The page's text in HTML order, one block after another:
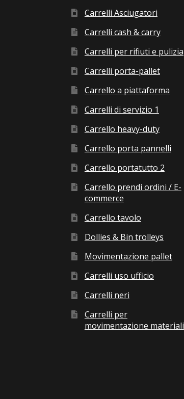
Carrelli Asciugatori
Carrelli cash & carry
Carrelli per rifiuti e pulizia
Carrelli porta-pallet
Carrello a piattaforma
Carrelli di servizio 1
Carrello heavy-duty
Carrello porta pannelli
Carrello portatutto 2
Carrello prendi ordini / E-
commerce
Carrello tavolo
Dollies & Bin trolleys
Movimentazione pallet
Carrelli uso ufficio
Carrelli neri
Carrelli per
movimentazione materiali